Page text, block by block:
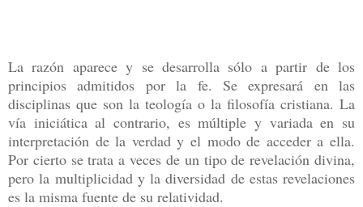
La razón aparece y se desarrolla sólo a partir de los
principios admitidos por la fe. Se expresará en las
disciplinas que son la teología o la filosofía cristiana. La
vía iniciática al contrario, es múltiple y variada en su
interpretación de la verdad y el modo de acceder a ella.
Por cierto se trata a veces de un tipo de revelación divina,
pero la multiplicidad y la diversidad de estas revelaciones
es la misma fuente de su relatividad.